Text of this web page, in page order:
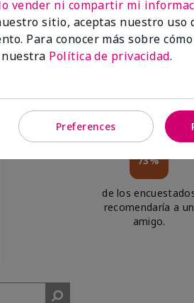
73%
de los
recomendaría a un
amigo.
vender ni compartir mi
sitio, aceptas nuestro uso
Para conocer más sobre
Política de privacidad.
Preferences